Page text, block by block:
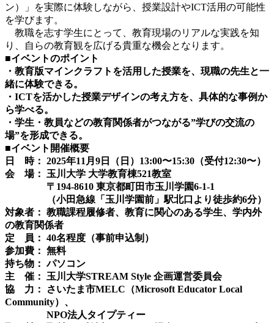
ン）」を実際に体験しながら、授業設計やICT活用の可能性
を学びます。
教職を志す学生にとって、教育現場のリアルな実践を知
り、自らの教育観を広げる貴重な機会となります。
■イベントのポイント
・教育版マインクラフトを活用した授業を、現職の先生と一
緒に体験できる。
・ ICTを活かした授業デザインの考え方を、具体的な事例か
ら学べる。
・学生・教員などの教育関係者がつながる”学びの交流の
場”を形成できる。
■イベント開催概要
日 時： 2025年11 月 9 日（日） 13:00〜15:30 （受付12:30〜）
会 場： 玉川大学 大学教育棟521教室
〒 194-8610 東京都町田市玉川学園6-1-1
（小田急線「玉川学園前」駅北口より徒歩約6分）
対象者： 教職課程履修者、教育に関心のある学生、学内外
の教育関係者
定 員： 40名程度（事前申込制）
参加費： 無料
持ち物： パソコン
主 催： 玉川大学STREAM Style 企画運営委員会
協 力： さいたま市MELC （Microsoft Educator Local
Community）、
NPO法人タイプティー